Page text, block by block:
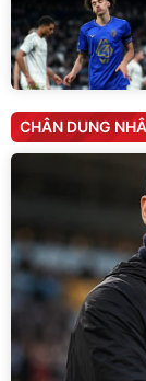
CHÂN DUNG